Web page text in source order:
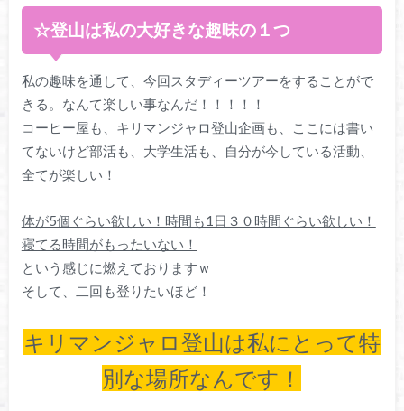
☆登山は私の大好きな趣味の１つ
私の趣味を通して、今回スタディーツアーをすることがで
きる。なんて楽しい事なんだ！！！！！
コーヒー屋も、キリマンジャロ登山企画も、ここには書い
てないけど部活も、大学生活も、自分が今している活動、
全てが楽しい！
体が5個ぐらい欲しい！時間も1日３０時間ぐらい欲しい！
寝てる時間がもったいない！
という感じに燃えておりますｗ
そして、二回も登りたいほど！
キリマンジャロ登山は私にとって特
別な場所なんです！